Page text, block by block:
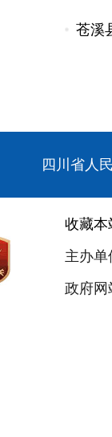
苍溪
四川省人
收藏本
主办
政府网